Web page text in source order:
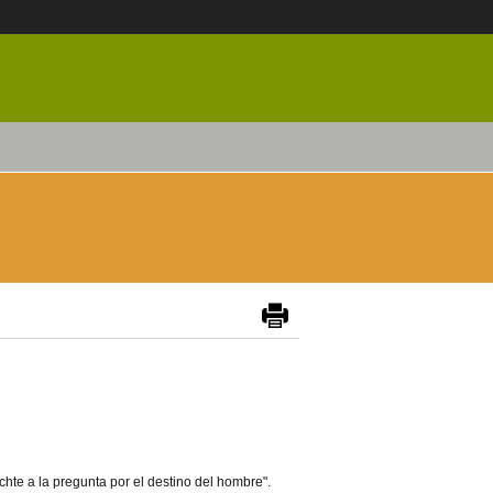
a la pregunta por el destino del hombre".